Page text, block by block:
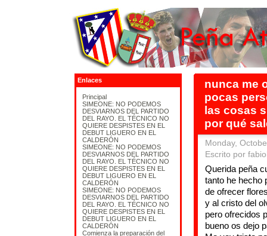
Enlaces
Principal
SIMEONE: NO PODEMOS
DESVIARNOS DEL PARTIDO
DEL RAYO. EL TÉCNICO NO
QUIERE DESPISTES EN EL
DEBUT LIGUERO EN EL
CALDERÓN
SIMEONE: NO PODEMOS
DESVIARNOS DEL PARTIDO
DEL RAYO. EL TÉCNICO NO
QUIERE DESPISTES EN EL
DEBUT LIGUERO EN EL
CALDERÓN
SIMEONE: NO PODEMOS
DESVIARNOS DEL PARTIDO
DEL RAYO. EL TÉCNICO NO
QUIERE DESPISTES EN EL
DEBUT LIGUERO EN EL
CALDERÓN
Comienza la preparación del
nunca me
pocas
las cosas
por qué
Monday,
Escrito por
Querida peña
tanto he hecho
de ofrecer
y al cristo del
pero ofrecidos
bueno os dejo